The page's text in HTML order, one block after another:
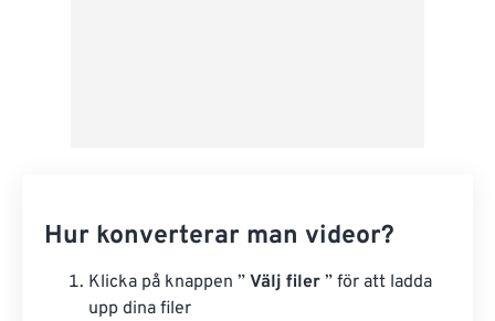
Hur konverterar man videor?
Klicka på knappen ” Välj filer ” för att ladda
upp dina filer